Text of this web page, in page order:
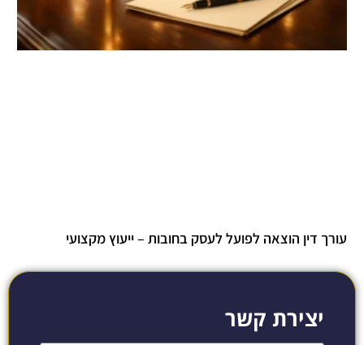
עורך דין הוצאה לפועל לעסק בחובות – ייעוץ מקצועי
יצירת קשר